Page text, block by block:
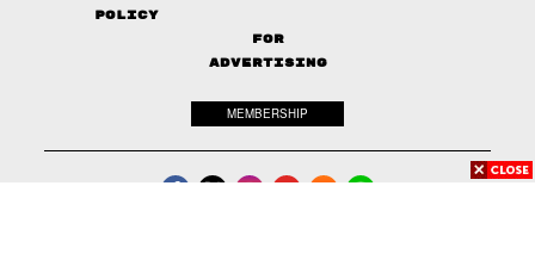
Policy
FOR
ADVERTISING
MEMBERSHIP